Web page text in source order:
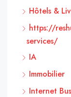
Hôtels &
https://
services/
IA
Immobilier
Internet